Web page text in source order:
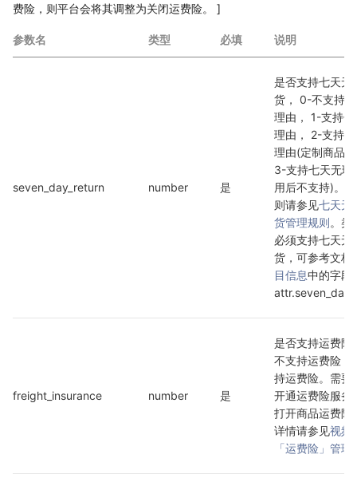
费险，则平台会将其调整为关闭运费险。 ]
参数名 类型 必填 说明
seven_day_return number 是
是否支持七天无
货， 0-不支持
理由， 1-支持七
理由， 2-支持
理由(定制商品
3-支持七天无理
用后不支持)。
则请参见七天无
货管理规则。类
必须支持七天无
货，可参考文档
目信息中的字段
freight_insurance number 是
是否支持运费险
不支持运费险，
持运费险。需要
开通运费险服务
打开商品运费险
详情请参见视频
「运费险」管理